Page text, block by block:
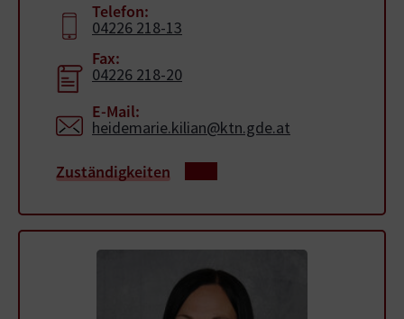
Telefon:
04226 218-13
Fax:
04226 218-20
E-Mail:
heidemarie.kilian@ktn.gde.at
Zuständigkeiten